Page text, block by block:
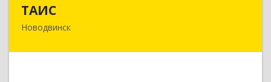
ТАИС
Новодвинск164902, Архангельская обл, Новодвинск г,